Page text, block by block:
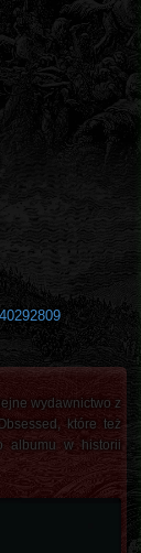
wydawnictwo z
które też
albumu w historii